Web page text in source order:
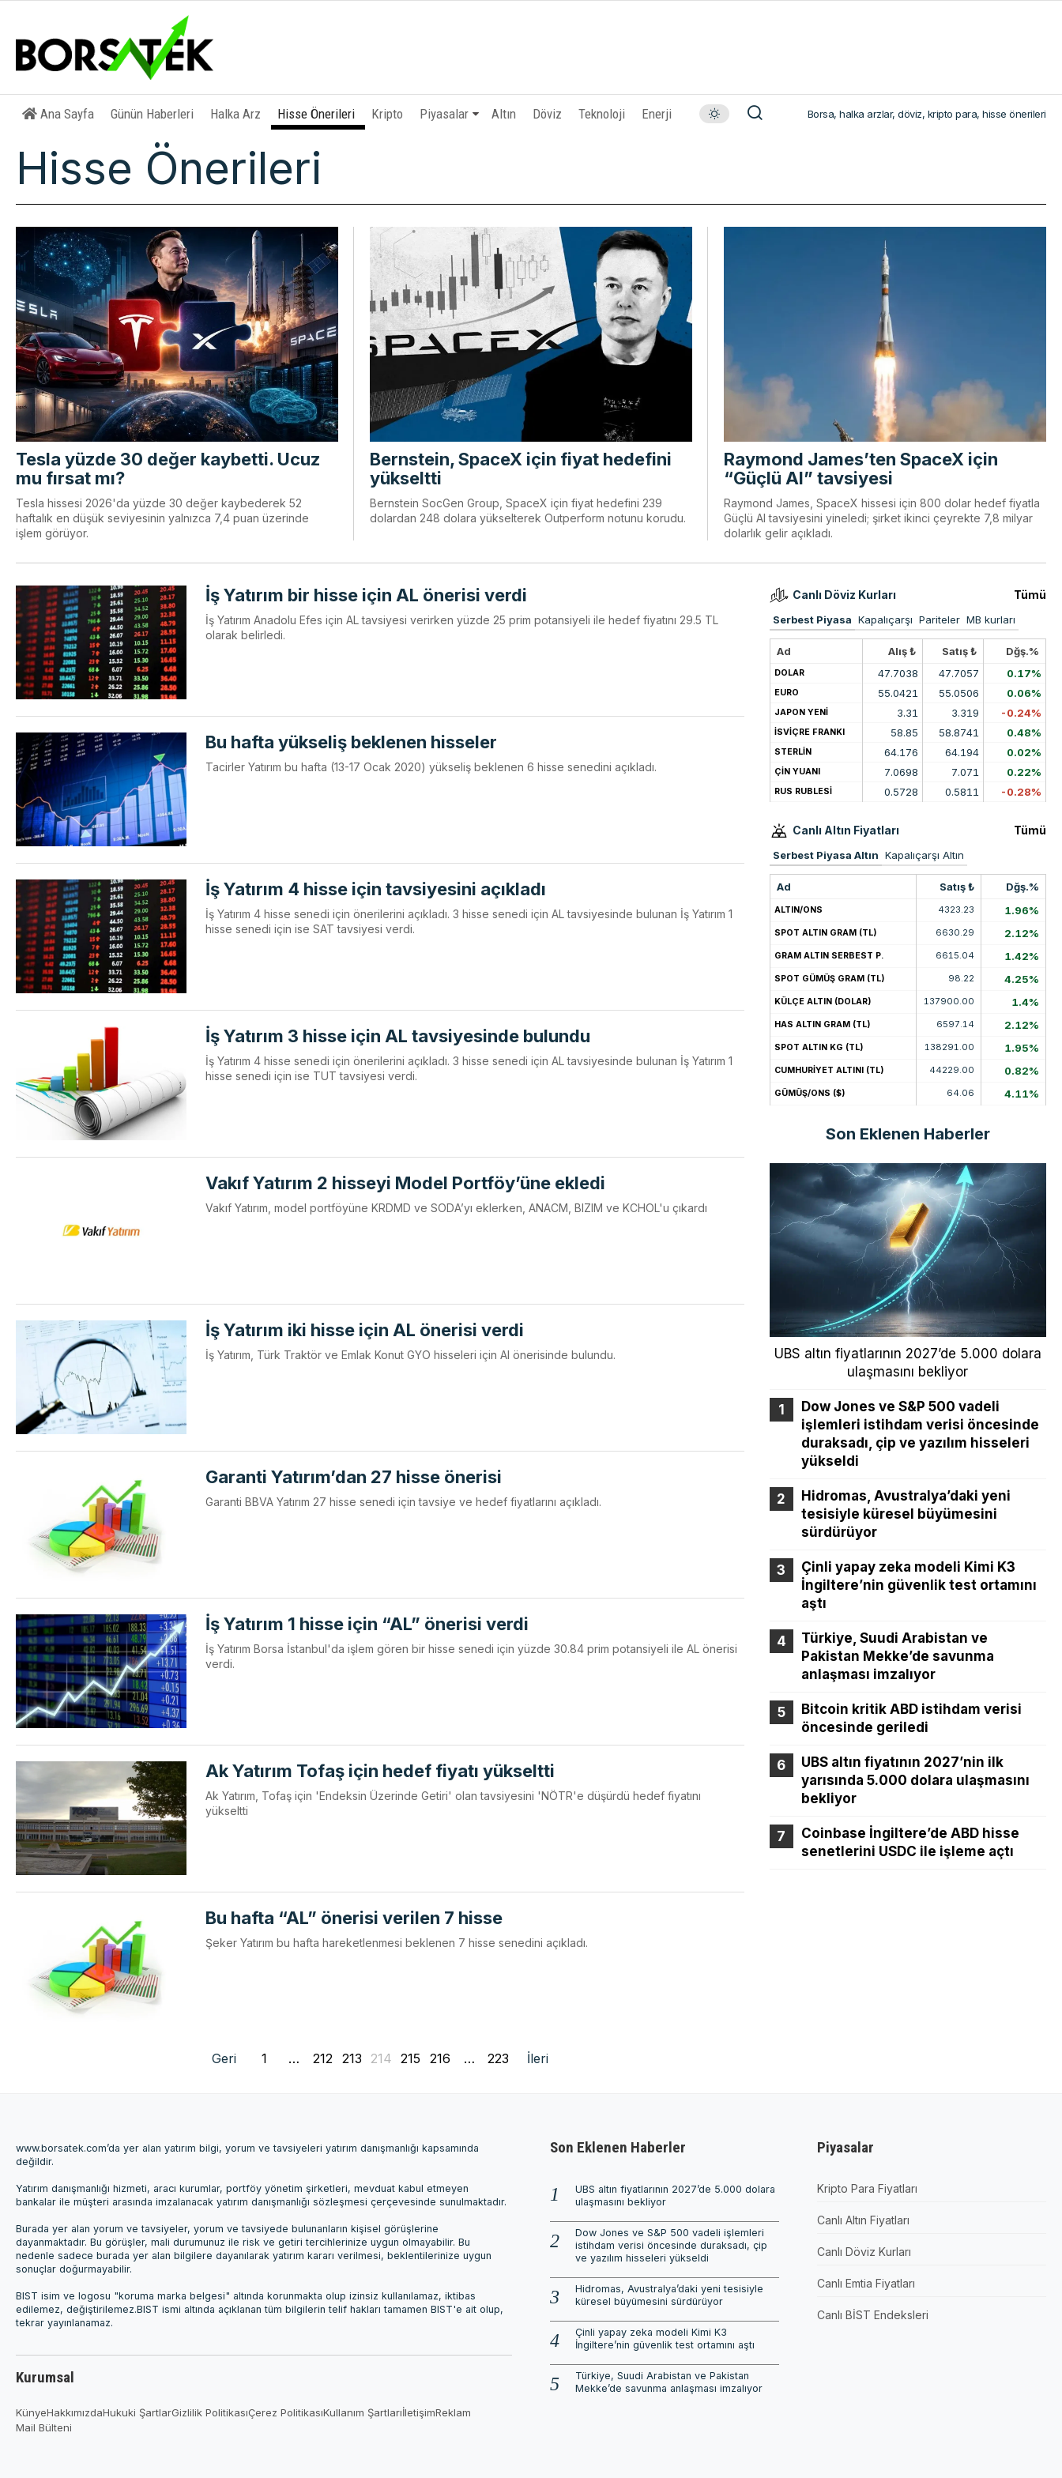
Ana Sayfa Günün Haberleri Halka Arz Hisse Önerileri Kripto Piyasalar Altın Döviz Teknoloji Enerji Borsa, halka arzlar, döviz, kripto para, hisse önerileri
Hisse Önerileri
Tesla yüzde 30 değer kaybetti. Ucuz
mu fırsat mı?
Tesla hissesi 2026'da yüzde 30 değer kaybederek 52
haftalık en düşük seviyesinin yalnızca 7,4 puan üzerinde
işlem görüyor.
Bernstein, SpaceX için fiyat hedefini
yükseltti
Bernstein SocGen Group, SpaceX için fiyat hedefini 239
dolardan 248 dolara yükselterek Outperform notunu korudu.
Raymond James’ten SpaceX için
“Güçlü Al” tavsiyesi
Raymond James, SpaceX hissesi için 800 dolar hedef fiyatla
Güçlü Al tavsiyesini yineledi; şirket ikinci çeyrekte 7,8 milyar
dolarlık gelir açıkladı.
İş Yatırım bir hisse için AL önerisi verdi
İş Yatırım Anadolu Efes için AL tavsiyesi verirken yüzde 25 prim potansiyeli ile hedef fiyatını 29.5 TL
olarak belirledi.
Bu hafta yükseliş beklenen hisseler
Tacirler Yatırım bu hafta (13-17 Ocak 2020) yükseliş beklenen 6 hisse senedini açıkladı.
İş Yatırım 4 hisse için tavsiyesini açıkladı
İş Yatırım 4 hisse senedi için önerilerini açıkladı. 3 hisse senedi için AL tavsiyesinde bulunan İş Yatırım 1
hisse senedi için ise SAT tavsiyesi verdi.
İş Yatırım 3 hisse için AL tavsiyesinde bulundu
İş Yatırım 4 hisse senedi için önerilerini açıkladı. 3 hisse senedi için AL tavsiyesinde bulunan İş Yatırım 1
hisse senedi için ise TUT tavsiyesi verdi.
Vakıf Yatırım 2 hisseyi Model Portföy’üne ekledi
Vakıf Yatırım, model portföyüne KRDMD ve SODA’yı eklerken, ANACM, BIZIM ve KCHOL'u çıkardı
İş Yatırım iki hisse için AL önerisi verdi
İş Yatırım, Türk Traktör ve Emlak Konut GYO hisseleri için Al önerisinde bulundu.
Garanti Yatırım’dan 27 hisse önerisi
Garanti BBVA Yatırım 27 hisse senedi için tavsiye ve hedef fiyatlarını açıkladı.
İş Yatırım 1 hisse için “AL” önerisi verdi
İş Yatırım Borsa İstanbul'da işlem gören bir hisse senedi için yüzde 30.84 prim potansiyeli ile AL önerisi
verdi.
Ak Yatırım Tofaş için hedef fiyatı yükseltti
Ak Yatırım, Tofaş için 'Endeksin Üzerinde Getiri' olan tavsiyesini 'NÖTR'e düşürdü hedef fiyatını
yükseltti
Bu hafta “AL” önerisi verilen 7 hisse
Şeker Yatırım bu hafta hareketlenmesi beklenen 7 hisse senedini açıkladı.
Geri 1 … 212 213 214 215 216 … 223 İleri
Canlı Döviz Kurları Tümü
Serbest Piyasa Kapalıçarşı Pariteler MB kurları
Ad Alış ₺ Satış ₺ Dğş.%
DOLAR 47.7038 47.7057 0.17%
EURO 55.0421 55.0506 0.06%
JAPON YENİ 3.31 3.319 -0.24%
İSVİÇRE FRANKI 58.85 58.8741 0.48%
STERLİN 64.176 64.194 0.02%
ÇİN YUANI 7.0698 7.071 0.22%
RUS RUBLESİ 0.5728 0.5811 -0.28%
Canlı Altın Fiyatları Tümü
Serbest Piyasa Altın Kapalıçarşı Altın
Ad Satış ₺ Dğş.%
ALTIN/ONS 4323.23 1.96%
SPOT ALTIN GRAM (TL) 6630.29 2.12%
GRAM ALTIN SERBEST P. 6615.04 1.42%
SPOT GÜMÜŞ GRAM (TL) 98.22 4.25%
KÜLÇE ALTIN (DOLAR) 137900.00 1.4%
HAS ALTIN GRAM (TL) 6597.14 2.12%
SPOT ALTIN KG (TL) 138291.00 1.95%
CUMHURİYET ALTINI (TL) 44229.00 0.82%
GÜMÜŞ/ONS ($) 64.06 4.11%
Son Eklenen Haberler
UBS altın fiyatlarının 2027’de 5.000 dolara
ulaşmasını bekliyor
Dow Jones ve S&P 500 vadeli
işlemleri istihdam verisi öncesinde
duraksadı, çip ve yazılım hisseleri
yükseldi
Hidromas, Avustralya’daki yeni
tesisiyle küresel büyümesini
sürdürüyor
Çinli yapay zeka modeli Kimi K3
İngiltere’nin güvenlik test ortamını
aştı
Türkiye, Suudi Arabistan ve
Pakistan Mekke’de savunma
anlaşması imzalıyor
Bitcoin kritik ABD istihdam verisi
öncesinde geriledi
UBS altın fiyatının 2027’nin ilk
yarısında 5.000 dolara ulaşmasını
bekliyor
Coinbase İngiltere’de ABD hisse
senetlerini USDC ile işleme açtı
www.borsatek.com’da yer alan yatırım bilgi, yorum ve tavsiyeleri yatırım danışmanlığı kapsamında
değildir.
Yatırım danışmanlığı hizmeti, aracı kurumlar, portföy yönetim şirketleri, mevduat kabul etmeyen
bankalar ile müşteri arasında imzalanacak yatırım danışmanlığı sözleşmesi çerçevesinde sunulmaktadır.
Burada yer alan yorum ve tavsiyeler, yorum ve tavsiyede bulunanların kişisel görüşlerine
dayanmaktadır. Bu görüşler, mali durumunuz ile risk ve getiri tercihlerinize uygun olmayabilir. Bu
nedenle sadece burada yer alan bilgilere dayanılarak yatırım kararı verilmesi, beklentilerinize uygun
sonuçlar doğurmayabilir.
BIST isim ve logosu "koruma marka belgesi" altında korunmakta olup izinsiz kullanılamaz, iktibas
edilemez, değiştirilemez.BIST ismi altında açıklanan tüm bilgilerin telif hakları tamamen BIST'e ait olup,
tekrar yayınlanamaz.
Kurumsal
KünyeHakkımızdaHukuki ŞartlarGizlilik PolitikasıÇerez PolitikasıKullanım ŞartlarıİletişimReklam
Mail Bülteni
Son Eklenen Haberler
UBS altın fiyatlarının 2027’de 5.000 dolara
ulaşmasını bekliyor
Dow Jones ve S&P 500 vadeli işlemleri
istihdam verisi öncesinde duraksadı, çip
ve yazılım hisseleri yükseldi
Hidromas, Avustralya’daki yeni tesisiyle
küresel büyümesini sürdürüyor
Çinli yapay zeka modeli Kimi K3
İngiltere’nin güvenlik test ortamını aştı
Türkiye, Suudi Arabistan ve Pakistan
Mekke’de savunma anlaşması imzalıyor
Piyasalar
Kripto Para Fiyatları
Canlı Altın Fiyatları
Canlı Döviz Kurları
Canlı Emtia Fiyatları
Canlı BİST Endeksleri